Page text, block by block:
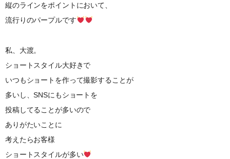
縦のラインをポイントにおいて、
流行りのパープルです
私、大渡。
ショートスタイル大好きで
いつもショートを作って撮影することが
多いし、SNSにもショートを
投稿してることが多いので
ありがたいことに
考えたらお客様
ショートスタイルが多い